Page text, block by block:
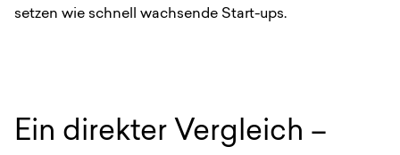
setzen wie schnell wachsende Start-ups.
Ein direkter Vergleich –